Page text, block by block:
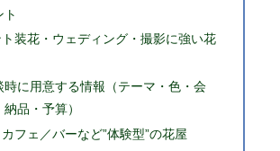
ト
装花・ウェディング・撮影に強い花
時に用意する情報（テーマ・色・会
納品・予算）
フェ／バーなど”体験型”の花屋